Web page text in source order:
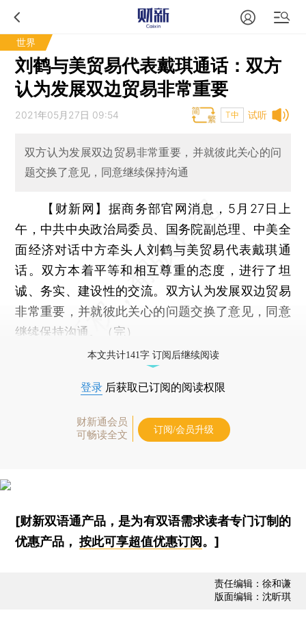
世界
刘鹤与美贸易代表戴琪通话：双方
认为发展双边贸易非常重要
试听
2021年05月27日 09:54 T中
双方认为发展双边贸易非常重要，并就彼此关心的问
题交换了意见，同意继续保持沟通
【财新网】 据商务部官网消息，5月27日上
午，中共中央政治局委员、国务院副总理、中美全
面经济对话中方牵头人刘鹤与美贸易代表戴琪通
话。双方本着平等和相互尊重的态度，进行了坦
诚、务实、建设性的交流。双方认为发展双边贸易
非常重要，并就彼此关心的问题交换了意见，同意
继续保持沟通。（完）
本文共计141字 订阅后继续阅读
登录 后获取已订阅的阅读权限
财新通会员
可畅读全文
订阅/会员升级
[财新双语通产品，是为有双语需求读者专门订制的
优惠产品，按此可享超值优惠订阅 。]
责任编辑：徐和谦
版面编辑：沈昕琪